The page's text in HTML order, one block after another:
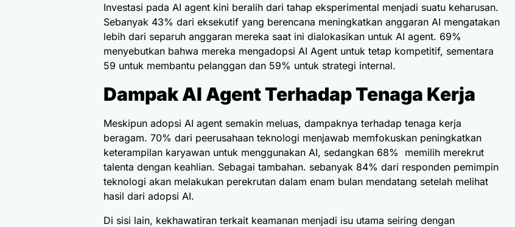
Investasi pada AI agent kini beralih dari tahap eksperimental menjadi suatu keharusan.
Sebanyak 43% dari eksekutif yang berencana meningkatkan anggaran AI mengatakan
lebih dari separuh anggaran mereka saat ini dialokasikan untuk AI agent. 69%
menyebutkan bahwa mereka mengadopsi AI Agent untuk tetap kompetitif, sementara
59 untuk membantu pelanggan dan 59% untuk strategi internal.
Dampak AI Agent Terhadap Tenaga Kerja
Meskipun adopsi AI agent semakin meluas, dampaknya terhadap tenaga kerja
beragam. 70% dari peerusahaan teknologi menjawab memfokuskan peningkatkan
keterampilan karyawan untuk menggunakan AI, sedangkan 68% memilih merekrut
talenta dengan keahlian. Sebagai tambahan. sebanyak 84% dari responden pemimpin
teknologi akan melakukan perekrutan dalam enam bulan mendatang setelah melihat
hasil dari adopsi AI.
Di sisi lain, kekhawatiran terkait keamanan menjadi isu utama seiring dengan